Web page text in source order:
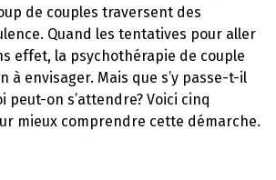
de couples traversent des
Quand les tentatives pour aller
effet, la psychothérapie de couple
à envisager. Mais que s’y passe-t-il
peut-on s’attendre? Voici cinq
mieux comprendre cette démarche.